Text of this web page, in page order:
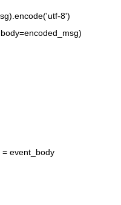
8')
body=encoded_msg)
= event_body